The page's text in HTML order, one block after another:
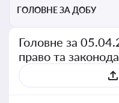
ГОЛОВНЕ ЗА ДОБУ
Головне за
право та